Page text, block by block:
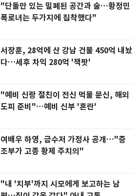
"단둘만 있는 밀폐된 공간과 술…황정민
폭로녀는 두가지에 집착했다"
서장훈, 28억에 산 강남 건물 450억 내놨
다…세후 차익 280억 '잭팟'
"예비 신랑 절친이 전신 먹물 문신, 해외
도피 준비"…예비 신부 '혼란'
여배우 하영, 금수저 가정사 공개…"증
조부가 고종 황제 주치의"
"내 '치부'까지 시모에게 보고하는 남